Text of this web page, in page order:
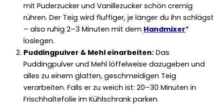
mit Puderzucker und Vanillezucker schön cremig
rühren. Der Teig wird fluffiger, je länger du ihn schlägst
– also ruhig 2–3 Minuten mit dem Handmixer*
loslegen.
Puddingpulver & Mehl einarbeiten: Das
Puddingpulver und Mehl löffelweise dazugeben und
alles zu einem glatten, geschmeidigen Teig
verarbeiten. Falls er zu weich ist: 20–30 Minuten in
Frischhaltefolie im Kühlschrank parken.